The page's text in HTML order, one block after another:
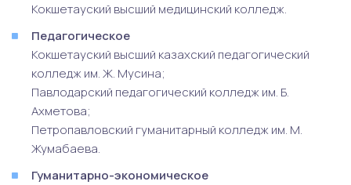
Кокшетауский высший медицинский колледж.
Педагогическое
Кокшетауский высший казахский педагогический
колледж им. Ж. Мусина;
Павлодарский педагогический колледж им. Б.
Ахметова;
Петропавловский гуманитарный колледж им. М.
Жумабаева.
Гуманитарно-экономическое